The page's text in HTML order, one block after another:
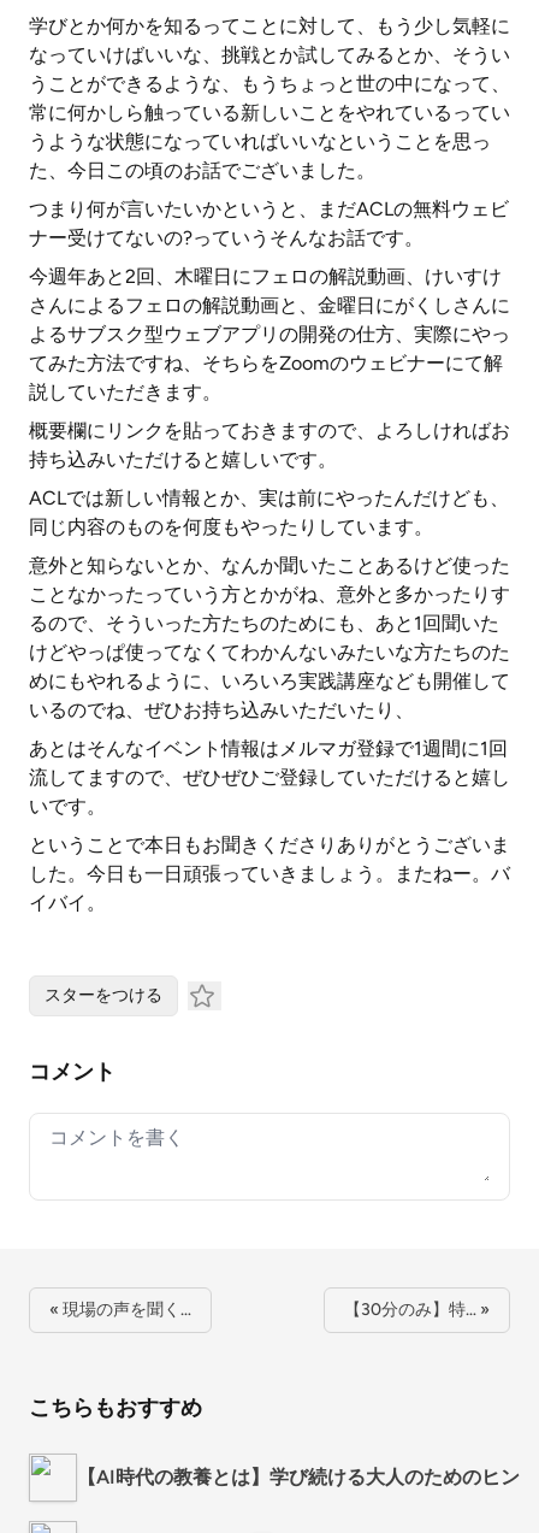
学びとか何かを知るってことに対して、もう少し気軽に
なっていけばいいな、挑戦とか試してみるとか、そうい
うことができるような、もうちょっと世の中になって、
常に何かしら触っている新しいことをやれているってい
うような状態になっていればいいなということを思っ
た、今日この頃のお話でございました。
つまり何が言いたいかというと、まだACLの無料ウェビ
ナー受けてないの?っていうそんなお話です。
今週年あと2回、木曜日にフェロの解説動画、けいすけ
さんによるフェロの解説動画と、金曜日にがくしさんに
よるサブスク型ウェブアプリの開発の仕方、実際にやっ
てみた方法ですね、そちらをZoomのウェビナーにて解
説していただきます。
概要欄にリンクを貼っておきますので、よろしければお
持ち込みいただけると嬉しいです。
ACLでは新しい情報とか、実は前にやったんだけども、
同じ内容のものを何度もやったりしています。
意外と知らないとか、なんか聞いたことあるけど使った
ことなかったっていう方とかがね、意外と多かったりす
るので、そういった方たちのためにも、あと1回聞いた
けどやっぱ使ってなくてわかんないみたいな方たちのた
めにもやれるように、いろいろ実践講座なども開催して
いるのでね、ぜひお持ち込みいただいたり、
あとはそんなイベント情報はメルマガ登録で1週間に1回
流してますので、ぜひぜひご登録していただけると嬉し
いです。
ということで本日もお聞きくださりありがとうございま
した。今日も一日頑張っていきましょう。またねー。バ
イバイ。
スターをつける
コメント
Your comment
« 現場の声を聞く… 【30分のみ】特… »
こちらもおすすめ
【AI時代の教養とは】学び続ける大人のためのヒント